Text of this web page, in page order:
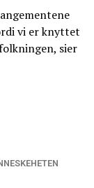
vi er knyttet
sier